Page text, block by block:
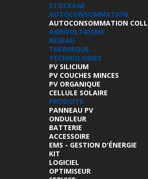
STOCKAGE
AUTOCONSOMMATION
AUTOCONSOMMATION
AGRIVOLTAÏSME
RÉSEAU
THERMIQUE
TECHNOLOGIES
PV SILICIUM
PV COUCHES MINCES
PV ORGANIQUE
CELLULE SOLAIRE
PRODUITS
PANNEAU PV
ONDULEUR
BATTERIE
ACCESSOIRE
EMS - GESTION D'ÉNERGIE
KIT
LOGICIEL
OPTIMISEUR